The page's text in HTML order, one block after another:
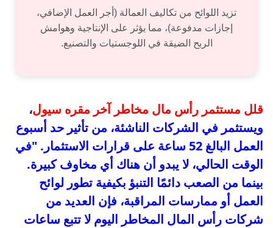
تزيد اللوائح من تكاليف العمالة (أجر العمل الإضافي،
إجازات مدفوعة)، مما يؤثر على الإنتاجية وهوامش
الربح الضيقة في اللوجستيات والتصنيع.
قلل مستثمر رأس مال مخاطر آخر مقره سيول،
ويستثمر في الشركات الناشئة، من تأثير حد أسبوع
العمل البالغ 52 ساعة على قرارات الاستثمار. "في
الوقت الحالي، لا يبدو أن هناك أي مخاوف كبيرة.
بينما من الصعب دائمًا التنبؤ بكيفية تطور لوائح
العمل أو ممارسات المراقبة، فإن العديد من
شركات رأس المال المخاطر اليوم لا تتبع ساعات